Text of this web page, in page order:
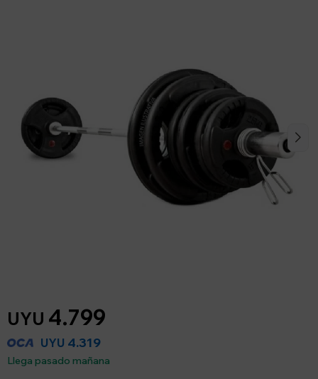
UYU 4.799
UYU 4.319
Llega pasado mañana